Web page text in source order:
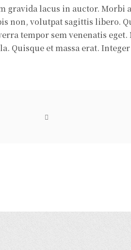
gravida lacus in auctor.
non, volutpat sagittis libero.
tempor sem venenatis
Quisque et massa erat.